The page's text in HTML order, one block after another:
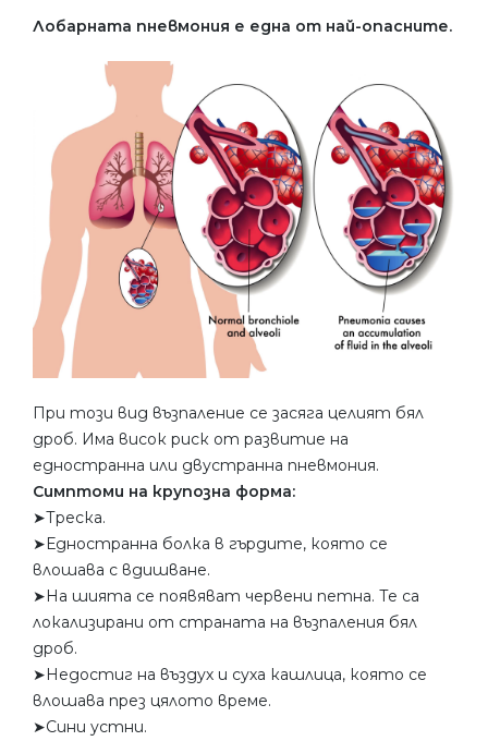
Лобарната пневмония е една от най-опасните.
При този вид възпаление се засяга целият бял
дроб. Има висок риск от развитие на
едностранна или двустранна пневмония.
Симптоми на крупозна форма:
➤Треска.
➤Едностранна болка в гърдите, която се
влошава с вдишване.
➤На шията се появяват червени петна. Те са
локализирани от страната на възпаления бял
дроб.
➤Недостиг на въздух и суха кашлица, която се
влошава през цялото време.
➤Сини устни.